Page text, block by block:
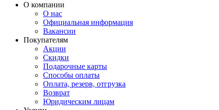
О компании
О нас
Официальная информация
Вакансии
Покупателям
Акции
Скидки
Подарочные карты
Способы оплаты
Оплата, резерв, отгрузка
Возврат
Юридическим лицам